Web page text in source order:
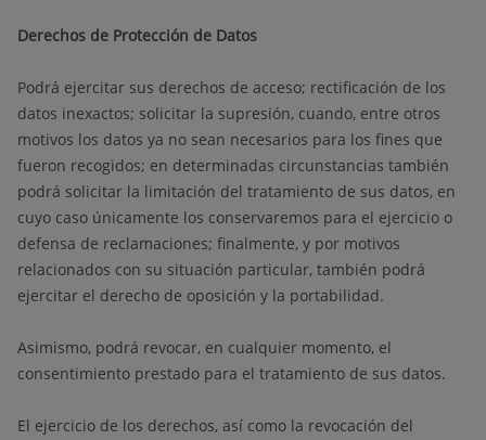
Derechos de Protección de Datos
Podrá ejercitar sus derechos de acceso; rectificación de los
datos inexactos; solicitar la supresión, cuando, entre otros
motivos los datos ya no sean necesarios para los fines que
fueron recogidos; en determinadas circunstancias también
podrá solicitar la limitación del tratamiento de sus datos, en
cuyo caso únicamente los conservaremos para el ejercicio o
defensa de reclamaciones; finalmente, y por motivos
relacionados con su situación particular, también podrá
ejercitar el derecho de oposición y la portabilidad.
Asimismo, podrá revocar, en cualquier momento, el
consentimiento prestado para el tratamiento de sus datos.
El ejercicio de los derechos, así como la revocación del